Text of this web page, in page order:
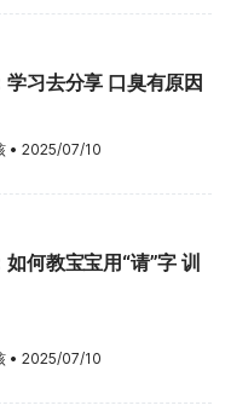
习去分享 口臭有原因
• 2025/07/10
何教宝宝用“请”字 训
• 2025/07/10